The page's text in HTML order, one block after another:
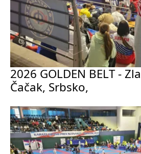
2026 GOLDEN BELT -
Čačak, Srbsko,